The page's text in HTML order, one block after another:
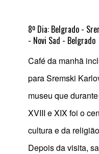
8º Dia: Belgrado -
- Novi Sad - Belgrado
Café da manhã
para Sremski
museu que
XVIII e XIX foi o
cultura e da
Depois da visita,